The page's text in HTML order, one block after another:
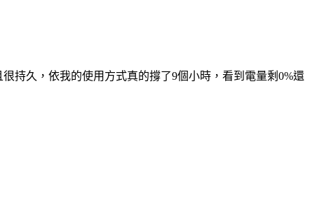
持久，依我的使用方式真的撐了9個小時，看到電量剩0%還